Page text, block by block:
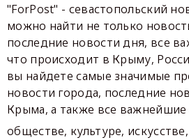
"ForPost" - севастопольский
можно найти не только
последние новости дня, все
что происходит в Крыму,
вы найдете самые значимые
новости города, последние
Крыма, а также все важнейшие
обществе, культуре,